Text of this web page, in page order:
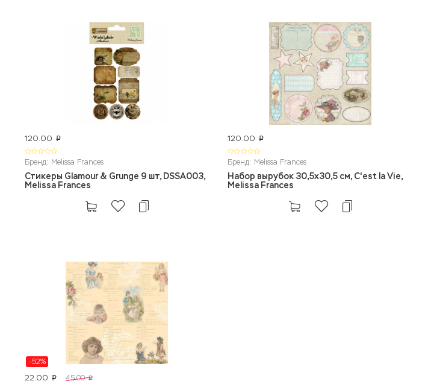
120.00 p
Бренд: Melissa Frances
Стикеры Glamour & Grunge 9 шт, DSSA003,
Melissa Frances
120.00 p
Бренд: Melissa Frances
Набор вырубок 30,5x30,5 см, C'est la Vie,
Melissa Frances
-52%
22.00 p 45.00 p